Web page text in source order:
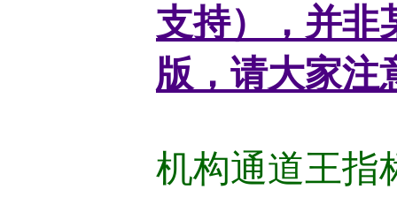
支持），并非
版，请大家注
机构通道王指